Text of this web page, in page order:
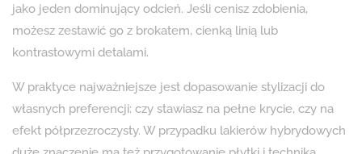
jako jeden dominujący odcień. Jeśli cenisz zdobienia,
możesz zestawić go z brokatem, cienką linią lub
kontrastowymi detalami.
W praktyce najważniejsze jest dopasowanie stylizacji do
własnych preferencji: czy stawiasz na pełne krycie, czy na
efekt półprzezroczysty. W przypadku lakierów hybrydowych